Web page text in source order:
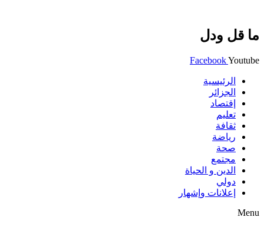
ما قل ودل
FacebookYoutube
الرئيسية
الجزائر
إقتصاد
تعليم
ثقافة
رياضة
صحة
مجتمع
الدين و الحياة
دولي
إعلانات وإشهار
Menu